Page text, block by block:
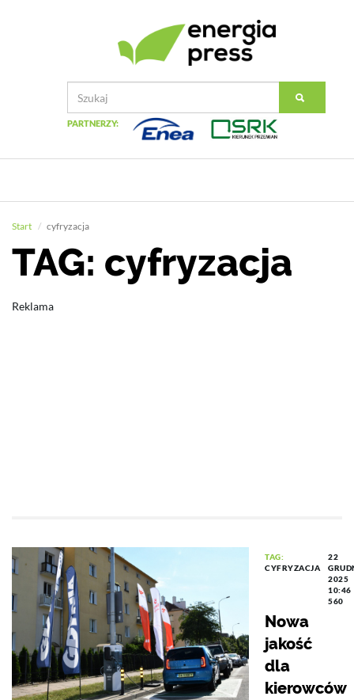
PARTNERZY:
Start cyfryzacja
TAG: cyfryzacja
Reklama
TAG:
CYFRYZACJA
22
2025
10:46
560
Nowa
jakość
dla
kierowców